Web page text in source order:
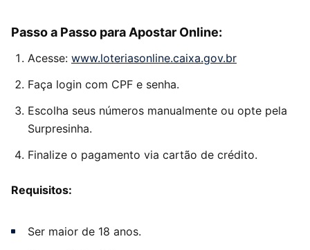
Passo a Passo para Apostar Online:
Acesse: www.loteriasonline.caixa.gov.br
Faça login com CPF e senha.
Escolha seus números manualmente ou opte pela
Surpresinha.
Finalize o pagamento via cartão de crédito.
Requisitos:
Ser maior de 18 anos.